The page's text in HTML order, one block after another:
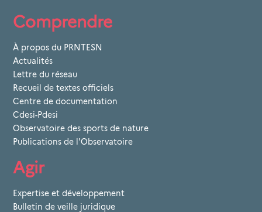
Comprendre
À propos du PRNTESN
Actualités
Lettre du réseau
Recueil de textes officiels
Centre de documentation
Cdesi-Pdesi
Observatoire des sports de nature
Publications de l'Observatoire
Agir
Expertise et développement
Bulletin de veille juridique